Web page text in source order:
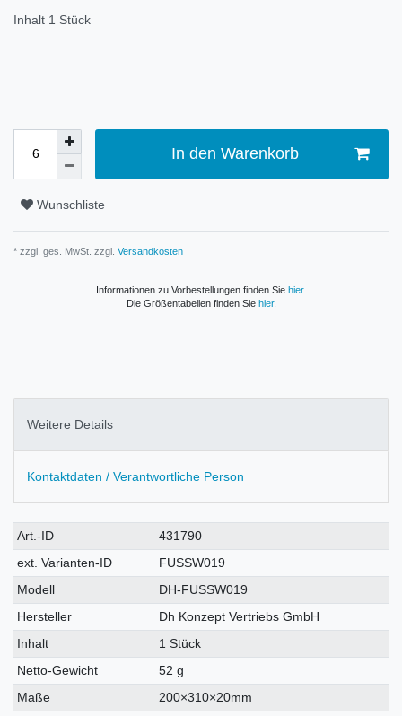
Inhalt 1 Stück
In den Warenkorb
Wunschliste
* zzgl. ges. MwSt. zzgl. Versandkosten
Informationen zu Vorbestellungen finden Sie hier.
Die Größentabellen finden Sie hier.
Weitere Details
Kontaktdaten / Verantwortliche Person
Technisches
Merkmal
Wert
Art.-ID
431790
ext. Varianten-ID
FUSSW019
Modell
DH-FUSSW019
Hersteller
Dh Konzept Vertriebs GmbH
Inhalt
1 Stück
Netto-Gewicht
52 g
Maße
200×310×20mm